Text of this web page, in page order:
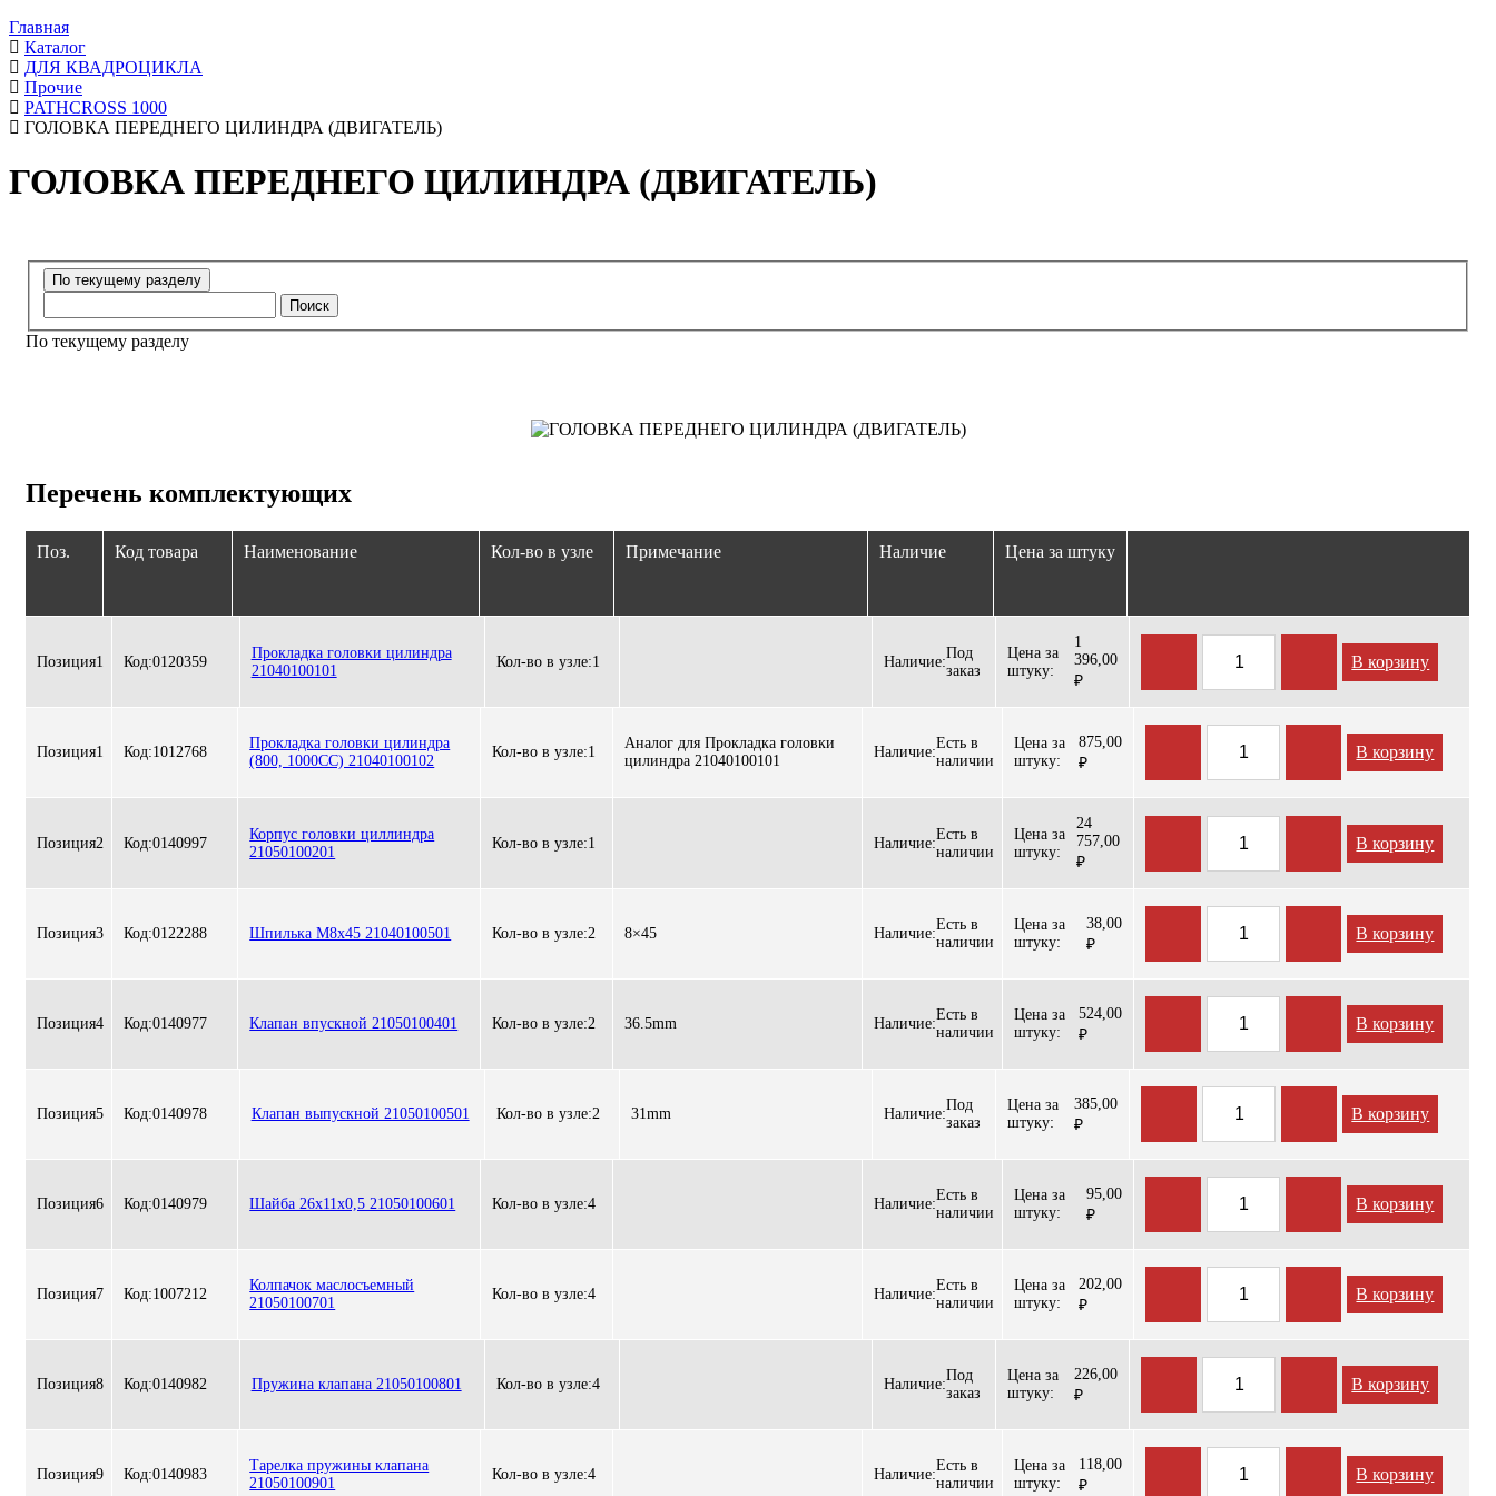
Главная
Каталог
ДЛЯ КВАДРОЦИКЛА
Прочие
PATHCROSS 1000
ГОЛОВКА ПЕРЕДНЕГО ЦИЛИНДРА (ДВИГАТЕЛЬ)
ГОЛОВКА ПЕРЕДНЕГО ЦИЛИНДРА (ДВИГАТЕЛЬ)
Поиск
По текущему разделу
Перечень комплектующих
Поз. Код товара Наименование Кол-во в узле Примечание Наличие Цена за штуку
Позиция1 Код:0120359
Прокладка головки цилиндра
21040100101
Кол-во в узле:1 Наличие:
Под
заказ
Цена за
штуку:
1
396,00
₽
В корзину
Позиция1 Код:1012768
Прокладка головки цилиндра
(800, 1000CC) 21040100102
Кол-во в узле:1
Аналог для Прокладка головки
цилиндра 21040100101
Наличие:
Есть в
наличии
Цена за
штуку:
875,00
₽
В корзину
Позиция2 Код:0140997
Корпус головки циллиндра
21050100201
Кол-во в узле:1 Наличие:
Есть в
наличии
Цена за
штуку:
24
757,00
₽
В корзину
Позиция3 Код:0122288 Шпилька М8х45 21040100501 Кол-во в узле:2 8×45 Наличие:
Есть в
наличии
Цена за
штуку:
38,00
₽
В корзину
Позиция4 Код:0140977 Клапан впускной 21050100401 Кол-во в узле:2 36.5mm Наличие:
Есть в
наличии
Цена за
штуку:
524,00
₽
В корзину
Позиция5 Код:0140978 Клапан выпускной 21050100501 Кол-во в узле:2 31mm Наличие:
Под
заказ
Цена за
штуку:
385,00
₽
В корзину
Позиция6 Код:0140979 Шайба 26х11х0,5 21050100601 Кол-во в узле:4 Наличие:
Есть в
наличии
Цена за
штуку:
95,00
₽
В корзину
Позиция7 Код:1007212
Колпачок маслосъемный
21050100701
Кол-во в узле:4 Наличие:
Есть в
наличии
Цена за
штуку:
202,00
₽
В корзину
Позиция8 Код:0140982 Пружина клапана 21050100801 Кол-во в узле:4 Наличие:
Под
заказ
Цена за
штуку:
226,00
₽
В корзину
Позиция9 Код:0140983
Тарелка пружины клапана
21050100901
Кол-во в узле:4 Наличие:
Есть в
наличии
Цена за
штуку:
118,00
₽
В корзину